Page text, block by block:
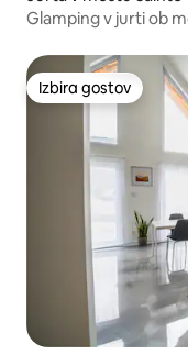
Glamping v jurti ob
Izbira gostov
Izbira gostov